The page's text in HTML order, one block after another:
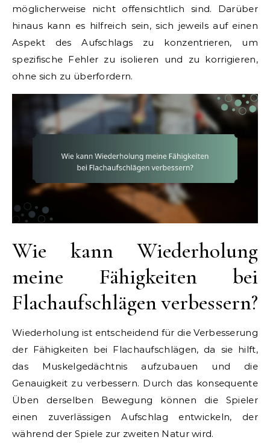
möglicherweise nicht offensichtlich sind. Darüber
hinaus kann es hilfreich sein, sich jeweils auf einen
Aspekt des Aufschlags zu konzentrieren, um
spezifische Fehler zu isolieren und zu korrigieren,
ohne sich zu überfordern.
Wie kann Wiederholung
meine Fähigkeiten bei
Flachaufschlägen verbessern?
Wiederholung ist entscheidend für die Verbesserung
der Fähigkeiten bei Flachaufschlägen, da sie hilft,
das Muskelgedächtnis aufzubauen und die
Genauigkeit zu verbessern. Durch das konsequente
Üben derselben Bewegung können die Spieler
einen zuverlässigen Aufschlag entwickeln, der
während der Spiele zur zweiten Natur wird.